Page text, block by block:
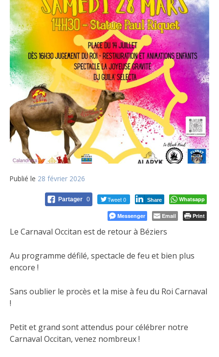
Publié le 28 février 2026
Partager 0 Tweet 0 Share Whatsapp
Messenger Email Print
Le Carnaval Occitan est de retour à Béziers
Au programme défilé, spectacle de feu et bien plus
encore !
Sans oublier le procès et la mise à feu du Roi Carnaval
!
Petit et grand sont attendus pour célébrer notre
Carnaval Occitan, venez nombreux !